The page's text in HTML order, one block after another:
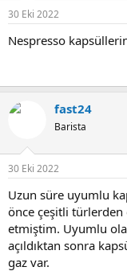
30 Eki 2022
Nespresso
fast24
Barista
30 Eki 2022
Uzun süre uyumlu
önce çeşitli
etmiştim. Uyumlu
açıldıktan sonra
gaz var.